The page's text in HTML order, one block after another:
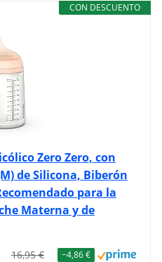
CON DESCUENTO
Zero Zero, con
de Silicona, Biberón
para la
Materna y de
16,95 € −4,86 €